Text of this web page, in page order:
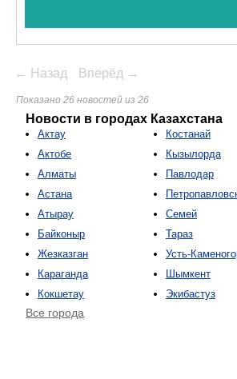
← Назад Вперёд →
Показано 26 новостей из 26
Новости в городах Казахстана
Актау
Актобе
Алматы
Астана
Атырау
Байконыр
Жезказган
Караганда
Кокшетау
Костанай
Кызылорда
Павлодар
Семей
Тараз
Усть-
Шымкент
Экибастуз
Все города